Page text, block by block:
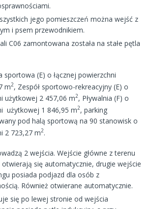
jego pomieszczeń można wejść z
i psem przewodnikiem.
C06 zamontowana została na stałe pętla
sportowa (E) o łącznej powierzchni
m2, Zespół sportowo-rekreacyjny (E) o
użytkowej 2 457,06 m2, Pływalnia (F) o
użytkowej 1 846,95 m2, parking
pod halą sportową na 90 stanowisk o
2 723,27 m2.
2 wejścia. Wejście główne z terenu
się automatycznie, drugie wejście
posiada podjazd dla osób z
Również otwierane automatycznie.
się po lewej stronie od wejścia